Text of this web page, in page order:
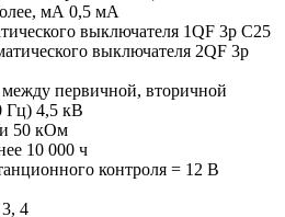
мА 0,5 мА
выключателя 1QF 3р С25
выключателя 2QF 3р
первичной, вторичной
Гц) 4,5 кВ
50 кОм
10 000 ч
контроля = 12 В
4